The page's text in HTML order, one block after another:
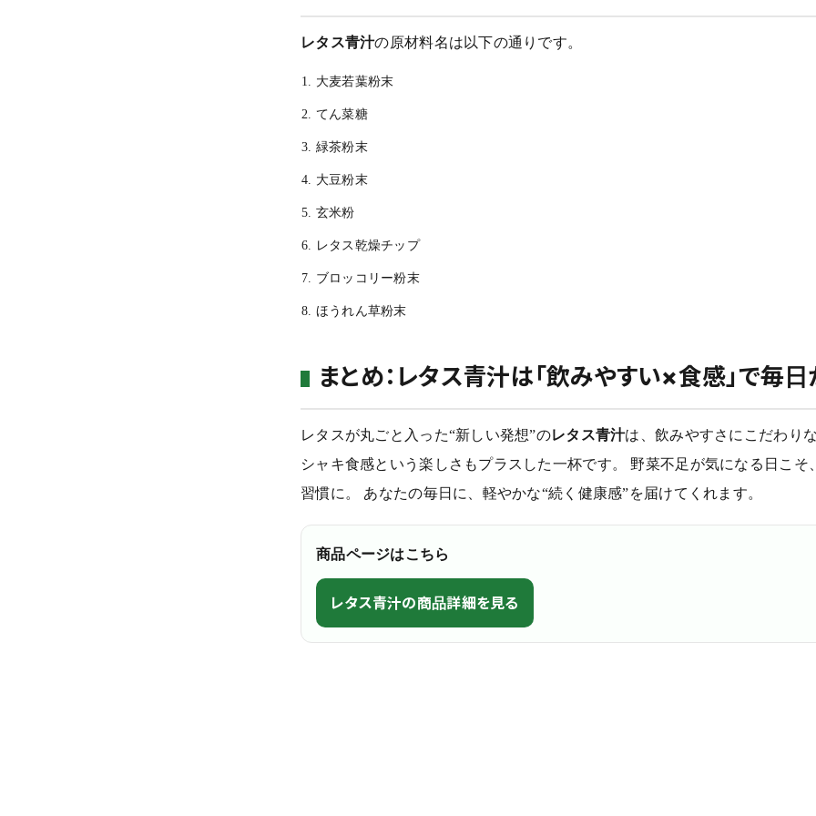
レタス青汁の原材料名は以下の通りです。
大麦若葉粉末
てん菜糖
緑茶粉末
大豆粉末
玄米粉
レタス乾燥チップ
ブロッコリー粉末
ほうれん草粉末
まとめ：レタス青汁は「飲みやすい×食感」で毎日
レタスが丸ごと入った“新しい発想”のレタス青汁は、飲みやすさにこだわり
シャキ食感という楽しさもプラスした一杯です。 野菜不足が気になる日こそ
習慣に。 あなたの毎日に、軽やかな“続く健康感”を届けてくれます。
商品ページはこちら
レタス青汁の商品詳細を見る